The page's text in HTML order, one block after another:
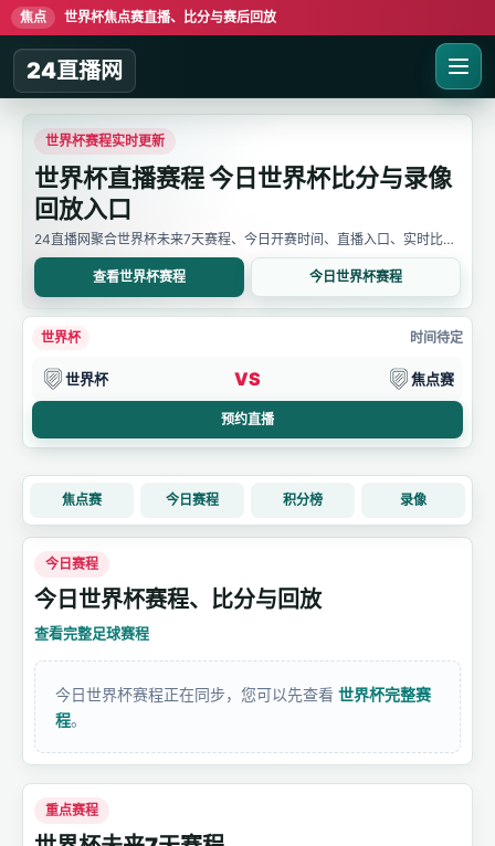
焦点 世界杯焦点赛直播、比分与赛后回放
24直播网
世界杯赛程实时更新
世界杯直播赛程 今日世界杯比分与录像
回放入口
24直播网聚合世界杯未来7天赛程、今日开赛时间、直播入口、实时比分
与赛后回放。用户可先确认比赛时间，再进入详情页查看直播线路、比分
变化和录像信息。查看世界杯赛程 今日世界杯赛程
世界杯 时间待定
世界杯 VS 焦点赛
预约直播
焦点赛 今日赛程 积分榜 录像
今日赛程
今日世界杯赛程、比分与回放
查看完整足球赛程
今日世界杯赛程正在同步，您可以先查看 世界杯完整赛
程。
重点赛程